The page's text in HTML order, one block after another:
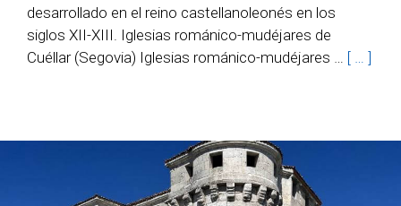
desarrollado en el reino castellanoleonés en los
siglos XII-XIII. Iglesias románico-mudéjares de
Cuéllar (Segovia) Iglesias románico-mudéjares … [ … ]